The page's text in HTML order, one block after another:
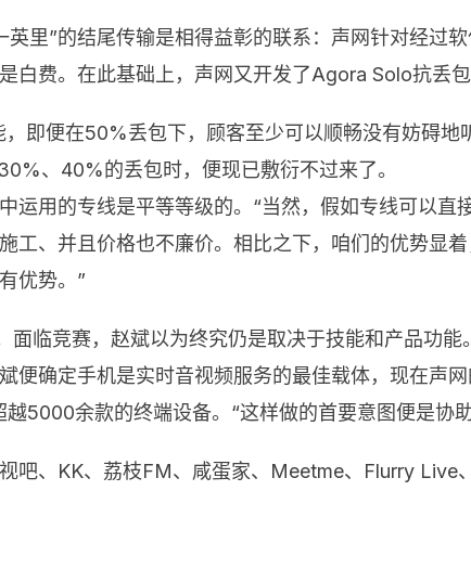
里”的结尾传输是相得益彰的联系：声网针对经过
白费。在此基础上，声网又开发了Agora Solo抗丢包
即便在50%丢包下，顾客至少可以顺畅没有妨碍地
、40%的丢包时，便现已敷衍不过来了。
运用的专线是平等等级的。“当然，假如专线可以直
工、并且价格也不廉价。相比之下，咱们的优势显
优势。”
临竞赛，赵斌以为终究仍是取决于技能和产品功
便确定手机是实时音视频服务的最佳载体，现在声
5000余款的终端设备。“这样做的首要意图便是协
吧、KK、荔枝FM、咸蛋家、Meetme、Flurry Live